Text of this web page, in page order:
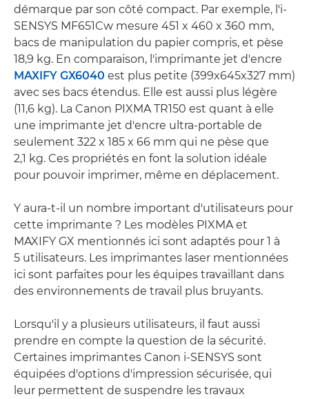
démarque par son côté compact. Par exemple, l'i-
SENSYS MF651Cw mesure 451 x 460 x 360 mm,
bacs de manipulation du papier compris, et pèse
18,9 kg. En comparaison, l'imprimante jet d'encre
MAXIFY GX6040 est plus petite (399x645x327 mm)
avec ses bacs étendus. Elle est aussi plus légère
(11,6 kg). La Canon PIXMA TR150 est quant à elle
une imprimante jet d'encre ultra-portable de
seulement 322 x 185 x 66 mm qui ne pèse que
2,1 kg. Ces propriétés en font la solution idéale
pour pouvoir imprimer, même en déplacement.
Y aura-t-il un nombre important d'utilisateurs pour
cette imprimante ? Les modèles PIXMA et
MAXIFY GX mentionnés ici sont adaptés pour 1 à
5 utilisateurs. Les imprimantes laser mentionnées
ici sont parfaites pour les équipes travaillant dans
des environnements de travail plus bruyants.
Lorsqu'il y a plusieurs utilisateurs, il faut aussi
prendre en compte la question de la sécurité.
Certaines imprimantes Canon i-SENSYS sont
équipées d'options d'impression sécurisée, qui
leur permettent de suspendre les travaux